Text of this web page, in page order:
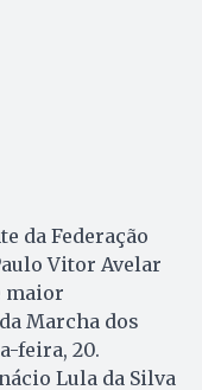
da Federação
Vitor Avelar
maior
Marcha dos
feira, 20.
Lula da Silva